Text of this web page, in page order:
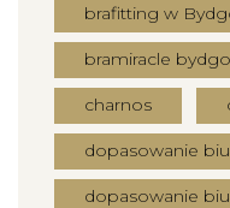
brafitting w
bramiracle
charnos
dopasowanie
dopasowanie